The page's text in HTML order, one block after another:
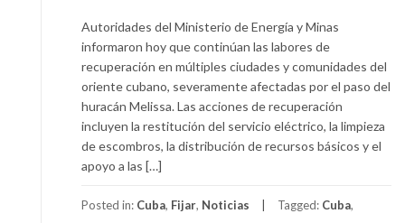
Autoridades del Ministerio de Energía y Minas
informaron hoy que continúan las labores de
recuperación en múltiples ciudades y comunidades del
oriente cubano, severamente afectadas por el paso del
huracán Melissa. Las acciones de recuperación
incluyen la restitución del servicio eléctrico, la limpieza
de escombros, la distribución de recursos básicos y el
apoyo a las […]
Posted in: Cuba, Fijar, Noticias Tagged: Cuba,